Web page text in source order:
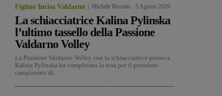
Figline Incisa Valdarno Michele Bossini 5 Agosto 2026
La schiacciatrice Kalina Pylinska
l’ultimo tassello della Passione
Valdarno Volley
La Passione Valdarno Volley con la schiacciatrice polacca
Kalina Pylinska ha completato la rosa per il prossimo
campionato di...